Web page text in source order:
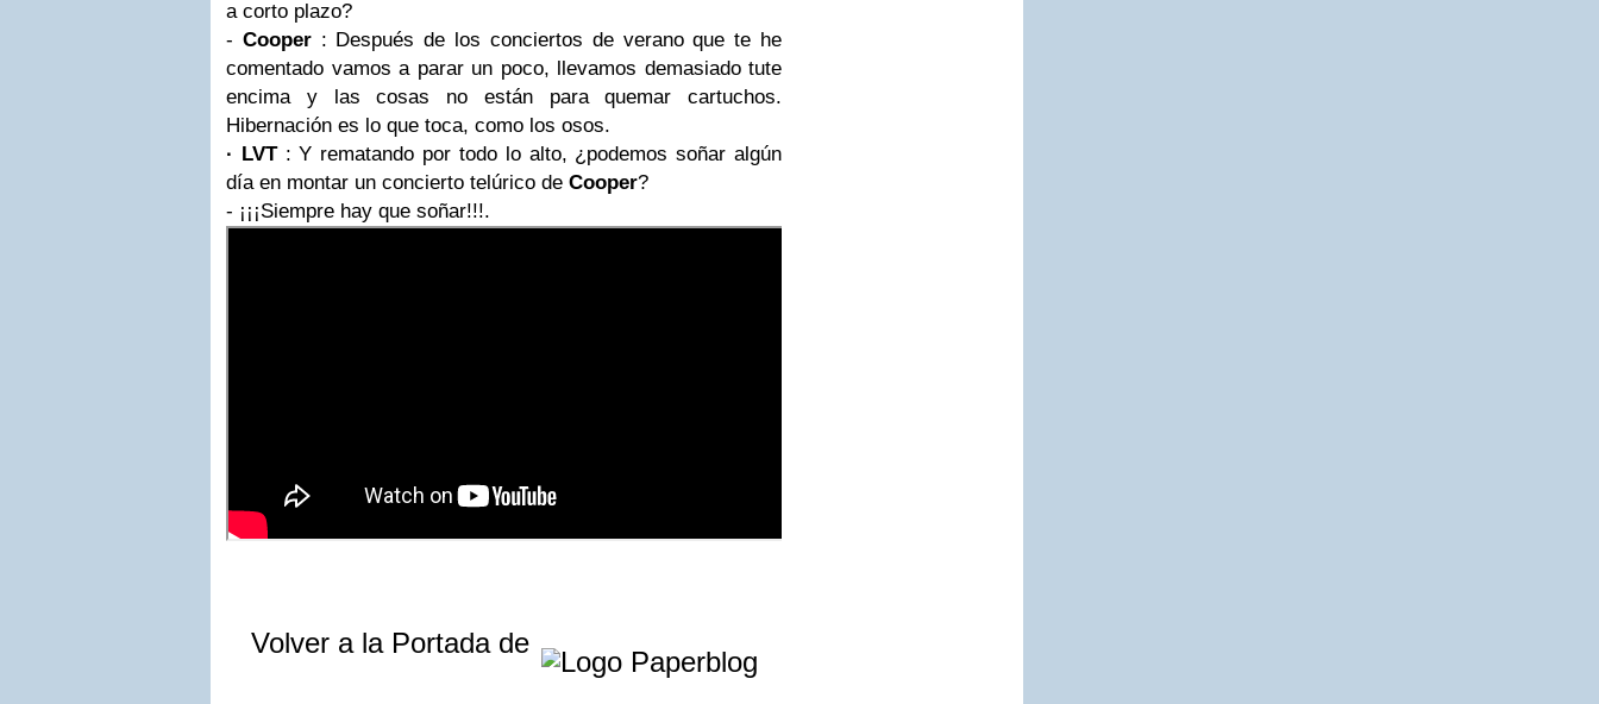
a corto plazo?
- Cooper: Después de los conciertos de verano que te he
comentado vamos a parar un poco, llevamos demasiado tute
encima y las cosas no están para quemar cartuchos.
Hibernación es lo que toca, como los osos.
· LVT: Y rematando por todo lo alto, ¿podemos soñar algún
día en montar un concierto telúrico de Cooper?
- ¡¡¡Siempre hay que soñar!!!.
Volver a la Portada de